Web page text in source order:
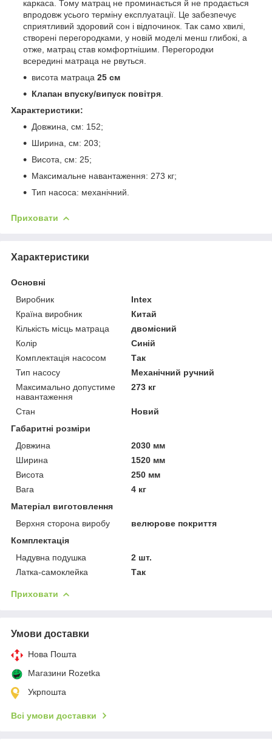
каркаса. Тому матрац не проминається й не продається
впродовж усього терміну експлуатації. Це забезпечує
сприятливий здоровий сон і відпочинок. Так само хвилі,
створені перегородками, у новій моделі менш глибокі, а
отже, матрац став комфортнішим. Перегородки
всередині матраца не рвуться.
висота матраца 25 см
Клапан впуску/випуск повітря
Характеристики:
Довжина, см: 152;
Ширина, см: 203;
Висота, см: 25;
Максимальне навантаження: 273 кг;
Тип насоса: механічний.
Приховати
Характеристики
Основні
Виробник
Intex
Країна виробник
Китай
Кількість місць матраца
двомісний
Колір
Синій
Комплектація насосом
Так
Тип насосу
Механічний ручний
Максимально допустиме
навантаження
273 кг
Стан
Новий
Габаритні розміри
Довжина
2030 мм
Ширина
1520 мм
Висота
250 мм
Вага
4 кг
Матеріал виготовлення
Верхня сторона виробу
велюрове покриття
Комплектація
Надувна подушка
2 шт.
Латка-самоклейка
Так
Приховати
Умови доставки
Нова Пошта
Магазини Rozetka
Укрпошта
Всі умови доставки